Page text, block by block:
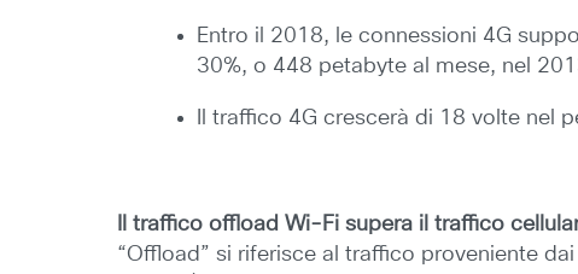
Entro il 2018, le connessioni 4G
30%, o 448 petabyte al mese, nel
Il traffico 4G crescerà di 18 volte nel
Il traffico offload Wi-Fi supera il traffico
“Offload” si riferisce al traffico proveniente